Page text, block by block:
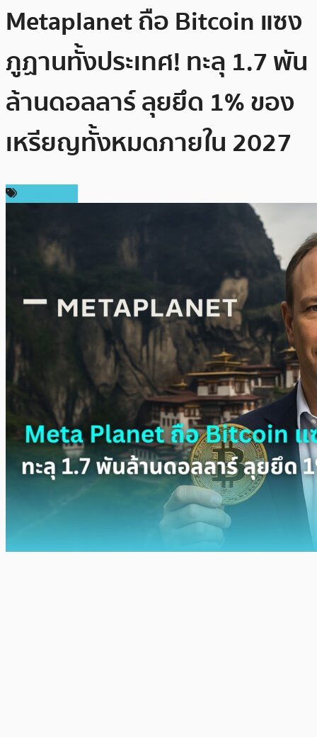
Metaplanet ถือ Bitcoin แซง
ภูฏานทั้งประเทศ! ทะลุ 1.7 พัน
ล้านดอลลาร์ ลุยยึด 1% ของ
เหรียญทั้งหมดภายใน 2027